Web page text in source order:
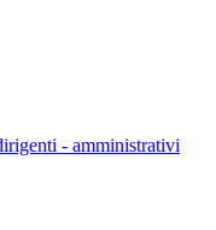
- amministrativi